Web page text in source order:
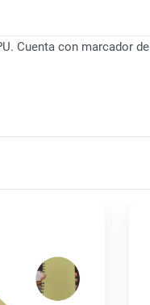
Cuenta con marcador